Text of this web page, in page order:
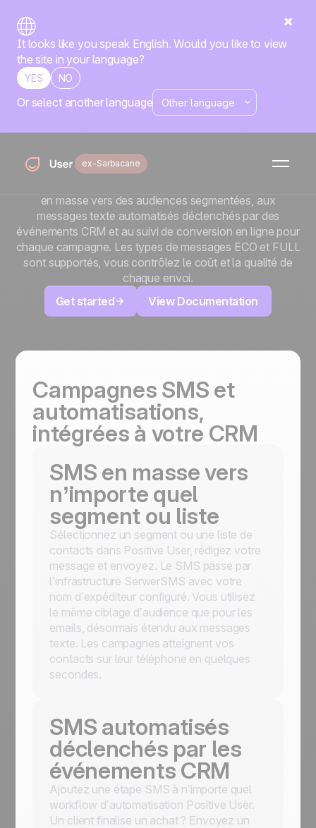
It looks like you speak English. Would you like to view
the site in your language?
YES NO
Or select another language
ex-Sarbacane
x
SerwerSMS
Envoyez des SMS via une passerelle européenne de
confiance sans quitter Positive User. Connectez votre
en masse vers des audiences segmentées, aux
messages texte automatisés déclenchés par des
événements CRM et au suivi de conversion en ligne pour
chaque campagne. Les types de messages ECO et FULL
sont supportés, vous contrôlez le coût et la qualité de
chaque envoi.
Get started
View Documentation
Campagnes SMS et
automatisations,
intégrées à votre CRM
SMS en masse vers
n’importe quel
segment ou liste
Sélectionnez un segment ou une liste de
contacts dans Positive User, rédigez votre
message et envoyez. Le SMS passe par
l’infrastructure SerwerSMS avec votre
nom d’expéditeur configuré. Vous utilisez
le même ciblage d’audience que pour les
emails, désormais étendu aux messages
texte. Les campagnes atteignent vos
contacts sur leur téléphone en quelques
secondes.
SMS automatisés
déclenchés par les
événements CRM
Ajoutez une étape SMS à n’importe quel
workflow d’automatisation Positive User.
Un client finalise un achat ? Envoyez un